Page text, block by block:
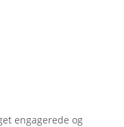
engagerede og